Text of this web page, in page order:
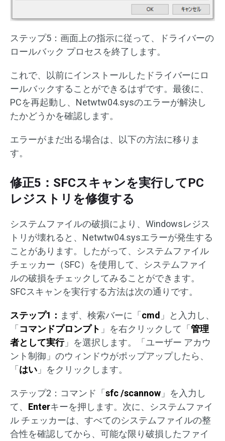
ステップ5：画面上の指示に従って、ドライバーの
ロールバック プロセスを終了します。
これで、以前にインストールしたドライバーにロ
ールバックすることができるはずです。最後に、
PCを再起動し、Netwtw04.sysのエラーが解決し
たかどうかを確認します。
エラーがまだ出る場合は、以下の方法に移りま
す。
修正5：SFCスキャンを実行してPC
レジストリを修復する
システムファイルの破損により、Windowsレジス
トリが壊れると、Netwtw04.sysエラーが発生する
ことがあります。したがって、システムファイル
チェッカー（SFC）を使用して、システムファイ
ルの破損をチェックしてみることができます。
SFCスキャンを実行する方法は次の通りです。
ステップ1： まず、検索バーに「cmd 」と入力し、
「コマンドプロンプト 」を右クリックして「管理
者として実行」を選択します。「ユーザー アカウ
ント制御」のウィンドウがポップアップしたら、
「はい 」をクリックします。
ステップ2：コマンド「sfc /scannow 」を入力し
て、 Enterキーを押します。次に、システムファイ
ル チェッカーは、すべてのシステムファイルの整
合性を確認してから、可能な限り破損したファイ